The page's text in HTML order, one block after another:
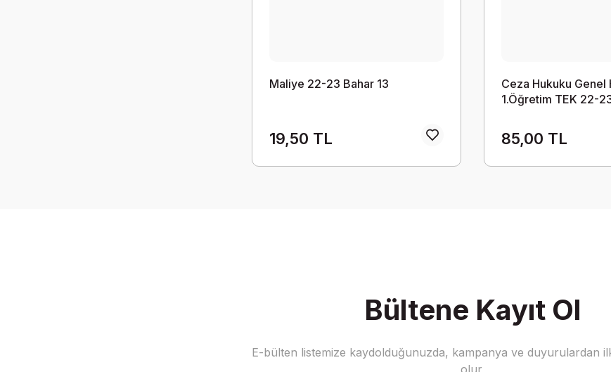
Maliye 22-23 Bahar 13
19,50 TL
Ceza Hukuku Genel
1.Öğretim TEK 22-
85,00 TL
Bültene Kayıt Ol
E-bülten listemize kaydolduğunuzda, kampanya ve duyurulardan
olur.